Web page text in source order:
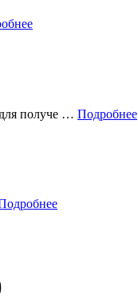
получе … Подробнее